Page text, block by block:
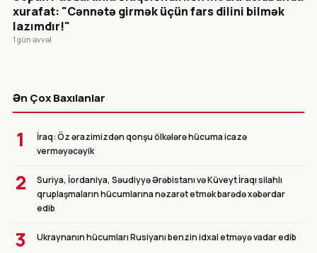
xurafat: "Cənnətə girmək üçün fars dilini bilmək
lazımdır!"
1 gün əvvəl
Ən Çox Baxılanlar
1
İraq: Öz ərazimizdən qonşu ölkələrə hücuma icazə
verməyəcəyik
2
Suriya, İordaniya, Səudiyyə Ərəbistanı və Küveyt İraqı silahlı
qruplaşmaların hücumlarına nəzarət etmək barədə xəbərdar
edib
3 Ukraynanın hücumları Rusiyanı benzin idxal etməyə vadar edib